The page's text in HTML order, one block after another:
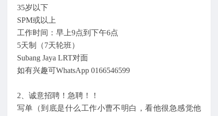
35岁以下
SPM或以上
工作时间：早上9点到下午6点
5天制（7天轮班）
Subang Jaya LRT对面
如有兴趣可WhatsApp 0166546599
2、诚意招聘！急聘！！
写单（到底是什么工作小曹不明白，看他很急感觉他